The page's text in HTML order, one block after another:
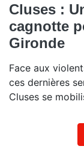
Cluses :
cagnotte
Gironde
Face aux
ces dernières
Cluses se